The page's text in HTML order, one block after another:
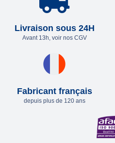
Livraison sous 24H
Avant 13h, voir nos CGV
Fabricant français
depuis plus de 120 ans